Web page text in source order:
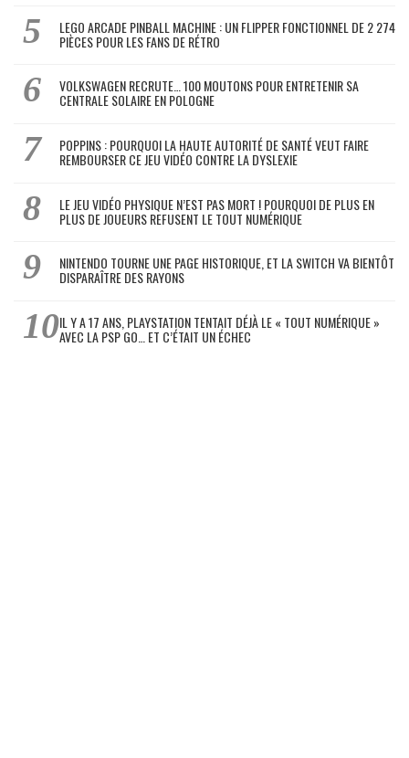
LEGO ARCADE PINBALL MACHINE : UN FLIPPER FONCTIONNEL DE 2 274
PIÈCES POUR LES FANS DE RÉTRO
VOLKSWAGEN RECRUTE… 100 MOUTONS POUR ENTRETENIR SA
CENTRALE SOLAIRE EN POLOGNE
POPPINS : POURQUOI LA HAUTE AUTORITÉ DE SANTÉ VEUT FAIRE
REMBOURSER CE JEU VIDÉO CONTRE LA DYSLEXIE
LE JEU VIDÉO PHYSIQUE N’EST PAS MORT ! POURQUOI DE PLUS EN
PLUS DE JOUEURS REFUSENT LE TOUT NUMÉRIQUE
NINTENDO TOURNE UNE PAGE HISTORIQUE, ET LA SWITCH VA BIENTÔT
DISPARAÎTRE DES RAYONS
IL Y A 17 ANS, PLAYSTATION TENTAIT DÉJÀ LE « TOUT NUMÉRIQUE »
AVEC LA PSP GO… ET C’ÉTAIT UN ÉCHEC